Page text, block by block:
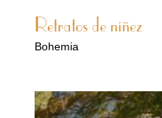
Retratos de niñez
Bohemia